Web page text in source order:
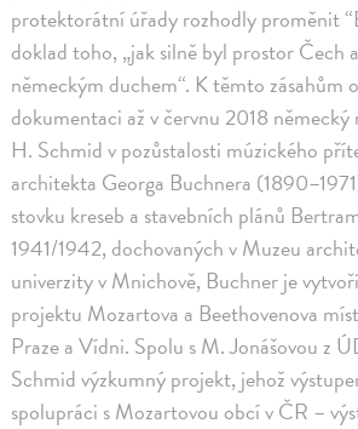
protektorátní úřady rozhodly proměnit
doklad toho, „jak silně byl prostor Čech
německým duchem“. K těmto zásahům
dokumentaci až v červnu 2018
H. Schmid v pozůstalosti múzického
architekta Georga Buchnera
stovku kreseb a stavebních plánů
1941/1942, dochovaných v Muzeu
univerzity v Mnichově, Buchner je
projektu Mozartova a Beethovenova
Praze a Vídni. Spolu s M. Jonášovou z
Schmid výzkumný projekt, jehož
spolupráci s Mozartovou obcí v ČR –